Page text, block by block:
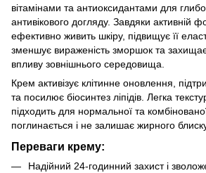
вітамінами та антиоксидантами для
антивікового догляду. Завдяки активній
ефективно живить шкіру, підвищує її
зменшує вираженість зморшок та захищає
впливу зовнішнього середовища.
Крем активізує клітинне оновлення,
та посилює біосинтез ліпідів. Легка
підходить для нормальної та
поглинається і не залишає жирного
Переваги крему:
Надійний 24-годинний захист і